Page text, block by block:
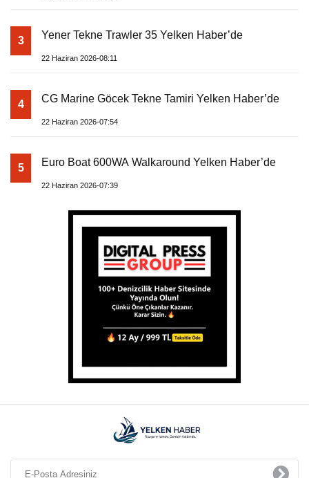
3 Yener Tekne Trawler 35 Yelken Haber’de
22 Haziran 2026-08:11
4 CG Marine Göcek Tekne Tamiri Yelken Haber’de
22 Haziran 2026-07:54
5 Euro Boat 600WA Walkaround Yelken Haber’de
22 Haziran 2026-07:39